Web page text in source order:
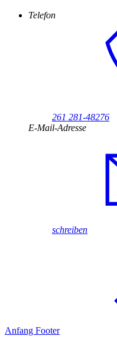
Telefon
261 281-48276
E-Mail-Adresse
schreiben
Anfang Footer